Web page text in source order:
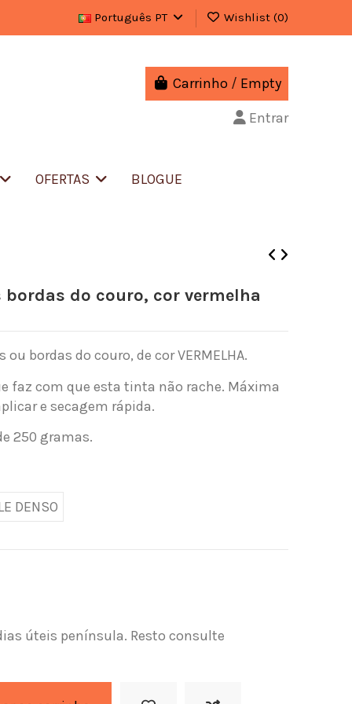
Português PT Wishlist (0)
Carrinho / Empty
Entrar
OFERTAS BLOGUE
do couro, cor vermelha
bordas do couro, de cor VERMELHA.
faz com que esta tinta não rache. Máxima
e secagem rápida.
250 gramas.
DENSO
úteis península. Resto consulte